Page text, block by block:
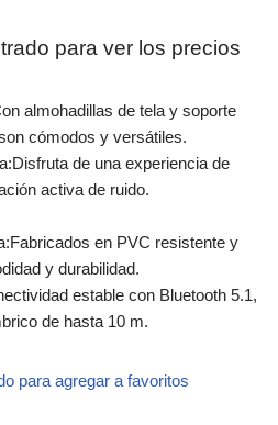
para ver los precios
almohadillas de tela y soporte
cómodos y versátiles.
de una experiencia de
activa de ruido.
en PVC resistente y
y durabilidad.
estable con Bluetooth 5.1,
de hasta 10 m.
para agregar a favoritos